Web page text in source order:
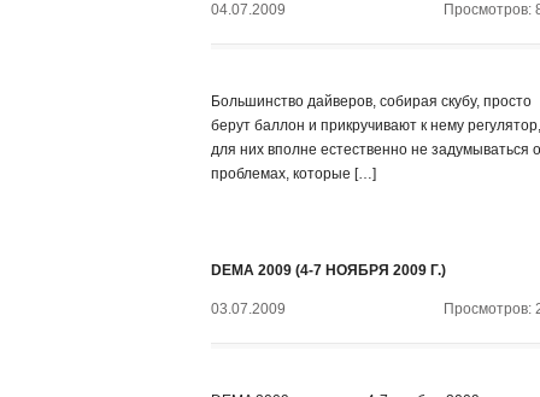
04.07.2009 Просмотров:
Большинство дайверов, собирая скубу, просто
берут баллон и прикручивают к нему
для них вполне естественно не задумываться о
проблемах, которые […]
DEMA 2009 (4-7 НОЯБРЯ 2009 Г.)
03.07.2009 Просмотров: